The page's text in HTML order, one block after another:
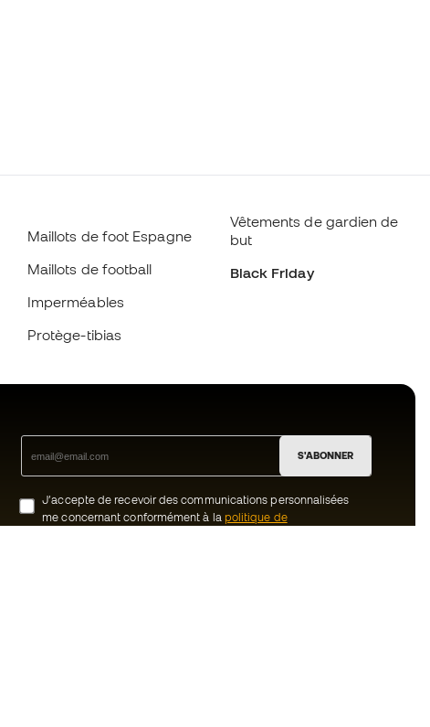
Maillots de foot Espagne
Maillots de football
Imperméables
Protège-tibias
Vêtements de gardien de
but
Black Friday
S'ABONNER
J’accepte de recevoir des communications personnalisées
me concernant conformément à la politique de